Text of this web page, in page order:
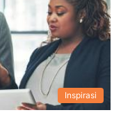
Inspirasi